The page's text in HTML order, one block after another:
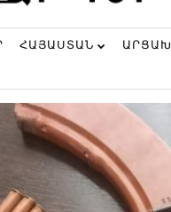
ՀԱՅԱՍՏԱՆ ԱՐՑԱԽ